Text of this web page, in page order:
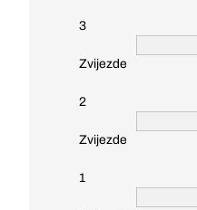
3
Zvijezde
2
Zvijezde
1